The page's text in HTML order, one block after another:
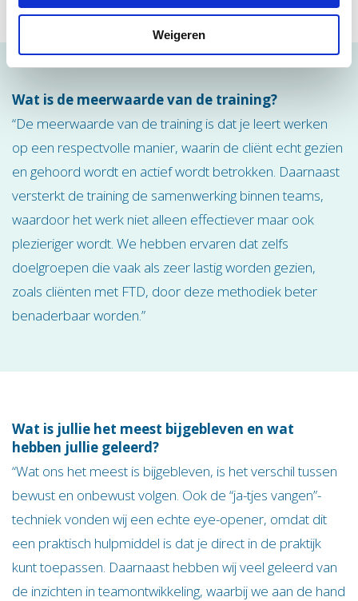
Weigeren
Wat is de meerwaarde van de training?
“De meerwaarde van de training is dat je leert werken
op een respectvolle manier, waarin de cliënt echt gezien
en gehoord wordt en actief wordt betrokken. Daarnaast
versterkt de training de samenwerking binnen teams,
waardoor het werk niet alleen effectiever maar ook
plezieriger wordt. We hebben ervaren dat zelfs
doelgroepen die vaak als zeer lastig worden gezien,
zoals cliënten met FTD, door deze methodiek beter
benaderbaar worden.”
Wat is jullie het meest bijgebleven en wat
hebben jullie geleerd?
“Wat ons het meest is bijgebleven, is het verschil tussen
bewust en onbewust volgen. Ook de “ja-tjes vangen”-
techniek vonden wij een echte eye-opener, omdat dit
een praktisch hulpmiddel is dat je direct in de praktijk
kunt toepassen. Daarnaast hebben wij veel geleerd van
de inzichten in teamontwikkeling, waarbij we aan de hand